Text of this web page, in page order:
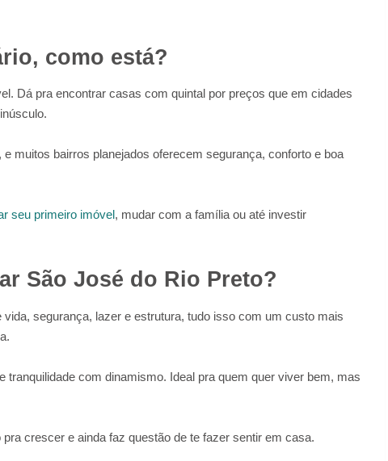
como está?
Dá pra encontrar casas com quintal por preços que em cidades
muitos bairros planejados oferecem segurança, conforto e boa
seu primeiro imóvel, mudar com a família ou até investir
São José do Rio Preto?
segurança, lazer e estrutura, tudo isso com um custo mais
tranquilidade com dinamismo. Ideal pra quem quer viver bem, mas
crescer e ainda faz questão de te fazer sentir em casa.